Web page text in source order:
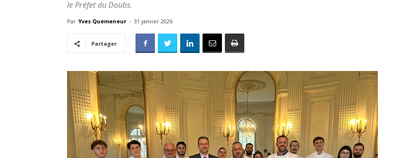
locale
le Préfet du Doubs.
Par Yves Quemeneur - 31 janvier 2026
Partager